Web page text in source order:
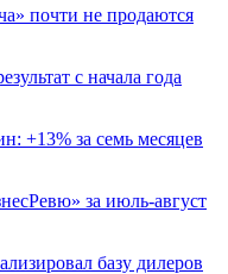
почти не продаются
с начала года
+13% за семь месяцев
за июль-август
базу дилеров